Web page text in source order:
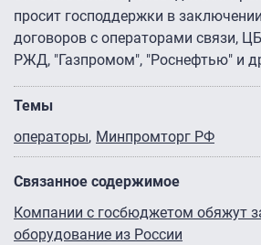
просит господдержки в
договоров с операторами связи,
РЖД, "Газпромом", "Роснефтью" и
Темы
операторы Минпромторг РФ
Связанное содержимое
Компании с госбюджетом обяжут
оборудование из России